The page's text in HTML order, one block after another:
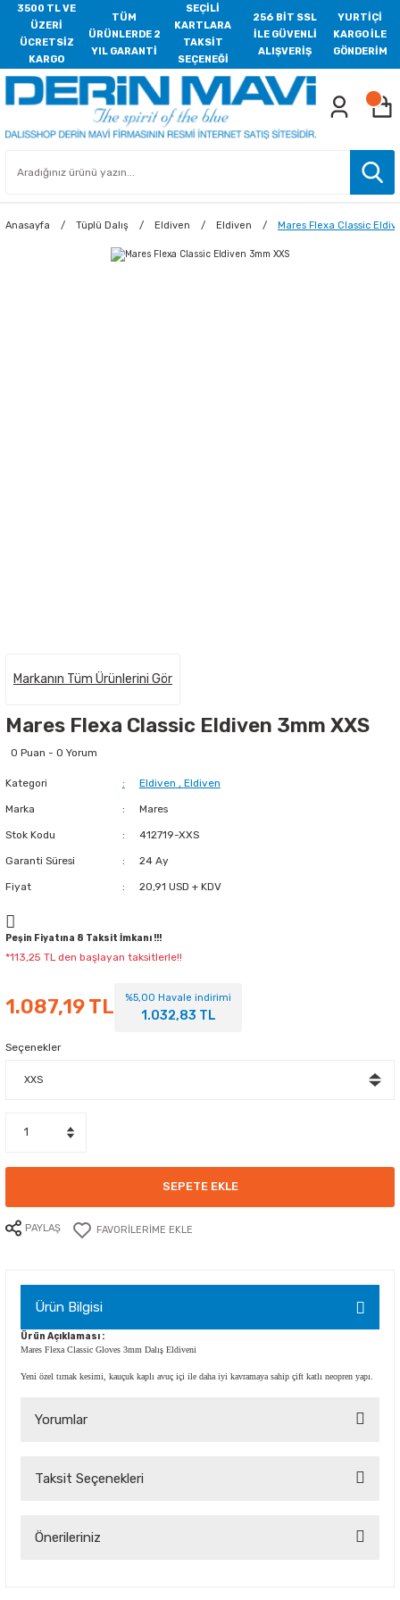
3500 TL VE
ÜZERİ
ÜCRETSİZ
KARGO
TÜM
ÜRÜNLERDE 2
YIL GARANTİ
SEÇİLİ
KARTLARA
TAKSİT
SEÇENEĞİ
256 BİT SSL
İLE GÜVENLİ
ALIŞVERİŞ
YURTİÇİ
KARGO İLE
GÖNDERİM
Anasayfa Tüplü Dalış Eldiven Eldiven Mares Flexa Classic
Markanın Tüm Ürünlerini Gör
Mares Flexa Classic Eldiven 3mm XXS
0 Puan - 0 Yorum
Kategori Eldiven , Eldiven
Marka Mares
Stok Kodu 412719-XXS
Garanti Süresi 24 Ay
Fiyat 20,91 USD + KDV
Peşin Fiyatına 8 Taksit İmkanı !!!
*113,25 TL den başlayan taksitlerle!!
1.087,19 TL %5,00 Havale indirimi
1.032,83 TL
Seçenekler
SEPETE EKLE
PAYLAŞ
Ürün Bilgisi
Ürün Açıklaması :
Mares Flexa Classic Gloves 3mm Dalış Eldiveni
Yeni özel tırnak kesimi, kauçuk kaplı avuç içi ile daha iyi kavramaya sahip çift katlı neopren yapı.
Yorumlar
Bu ürüne ilk yorumu siz yapın!
Taksit Seçenekleri
Önerileriniz